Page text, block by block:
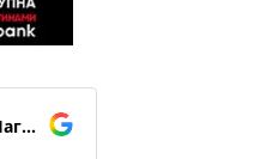
Володимир Нагорний